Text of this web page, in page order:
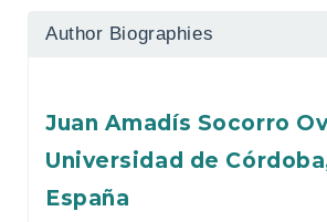
Author Biographies
Juan Amadís Socorro
Universidad de
España